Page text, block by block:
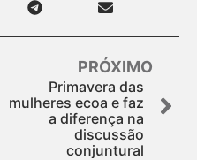
PRÓXIMO
Primavera das
mulheres ecoa e faz
a diferença na
discussão
conjuntural